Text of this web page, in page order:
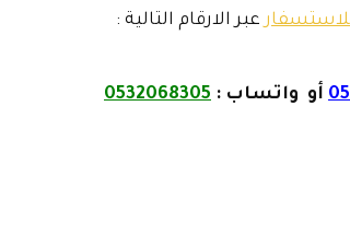
عبر الارقام التالية :
أو واتساب :
0532068305